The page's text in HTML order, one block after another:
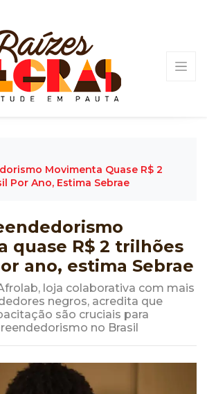
Movimenta Quase R$ 2
Por Ano, Estima Sebrae
quase R$ 2 trilhões
ano, estima Sebrae
loja colaborativa com mais
negros, acredita que
são cruciais para
no Brasil